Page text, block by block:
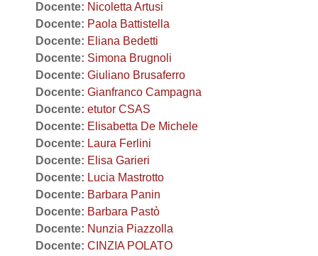
Docente: Nicoletta Artusi
Docente: Paola Battistella
Docente: Eliana Bedetti
Docente: Simona Brugnoli
Docente: Giuliano Brusaferro
Docente: Gianfranco Campagna
Docente: etutor CSAS
Docente: Elisabetta De Michele
Docente: Laura Ferlini
Docente: Elisa Garieri
Docente: Lucia Mastrotto
Docente: Barbara Panin
Docente: Barbara Pastò
Docente: Nunzia Piazzolla
Docente: CINZIA POLATO